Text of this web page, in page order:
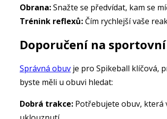
Obrana:Snažte se předvídat, kam se
Trénink reflexů: Čím rychlejší vaše
Doporučení na
Správná obuv je pro Spikeball klíčová,
byste měli u obuvi hledat:
Dobrá trakce: Potřebujete obuv, která